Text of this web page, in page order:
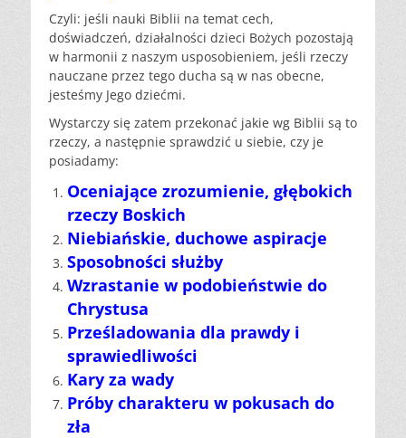
Czyli: jeśli nauki Biblii na temat cech,
doświadczeń, działalności dzieci Bożych pozostają
w harmonii z naszym usposobieniem, jeśli rzeczy
nauczane przez tego ducha są w nas obecne,
jesteśmy Jego dziećmi.
Wystarczy się zatem przekonać jakie wg Biblii są to
rzeczy, a następnie sprawdzić u siebie, czy je
posiadamy:
Oceniające zrozumienie, głębokich
rzeczy Boskich
Niebiańskie, duchowe aspiracje
Sposobności służby
Wzrastanie w podobieństwie do
Chrystusa
Prześladowania dla prawdy i
sprawiedliwości
Kary za wady
Próby charakteru w pokusach do
zła